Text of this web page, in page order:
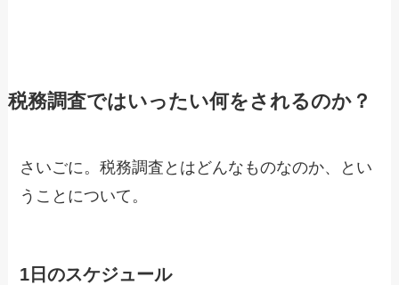
税務調査ではいったい何をされるのか？
さいごに。税務調査とはどんなものなのか、とい
うことについて。
1日のスケジュール